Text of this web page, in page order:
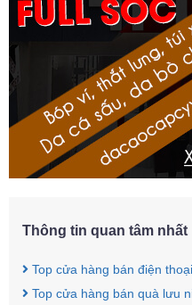
Thông tin quan tâm nhất
Top cửa hàng bán điện
Top cửa hàng bán quà lưu